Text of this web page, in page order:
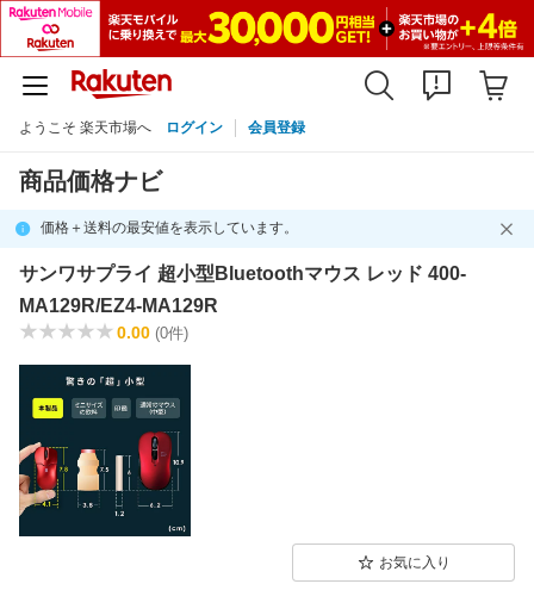
ようこそ 楽天市場へ ログイン 会員登録
商品価格ナビ
価格＋送料の最安値を表示しています。
サンワサプライ 超小型Bluetoothマウス レッド 400-
MA129R/EZ4-MA129R
0.00 (0件)
お気に入り